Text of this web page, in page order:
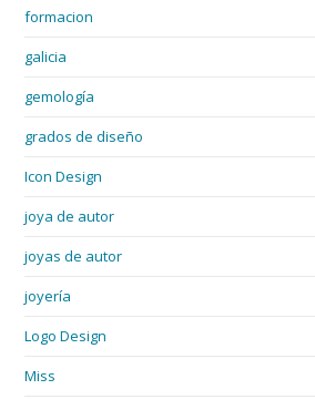
formacion
galicia
gemología
grados de diseño
Icon Design
joya de autor
joyas de autor
joyería
Logo Design
Miss